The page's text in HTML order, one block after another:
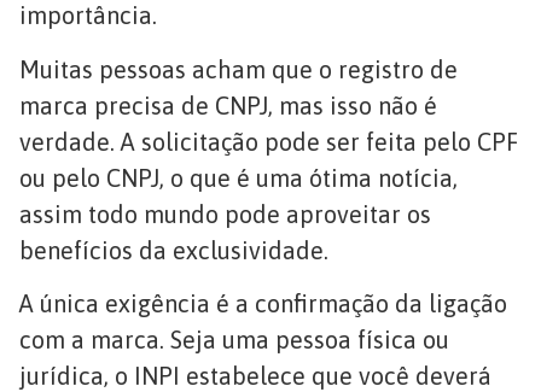
importância.
Muitas pessoas acham que o registro de
marca precisa de CNPJ, mas isso não é
verdade. A solicitação pode ser feita pelo CPF
ou pelo CNPJ, o que é uma ótima notícia,
assim todo mundo pode aproveitar os
benefícios da exclusividade.
A única exigência é a confirmação da ligação
com a marca. Seja uma pessoa física ou
jurídica, o INPI estabelece que você deverá